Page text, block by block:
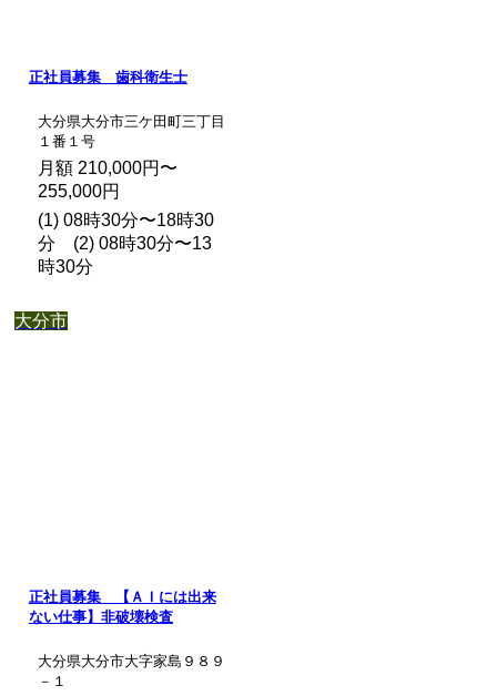
正社員募集 歯科衛生士
大分県大分市三ケ田町三丁目
１番１号
月額 210,000円〜
255,000円
(1) 08時30分〜18時30
分 (2) 08時30分〜13
時30分
大分市
正社員募集 【ＡＩには出来
ない仕事】非破壊検査
大分県大分市大字家島９８９
－１